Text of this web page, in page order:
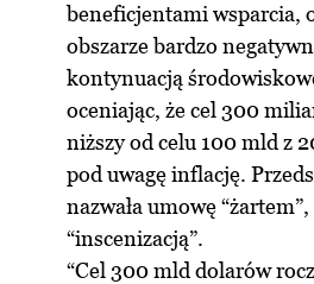
beneficjentami wsparcia,
obszarze bardzo
kontynuacją
oceniając, że cel 300
niższy od celu 100 mld z
pod uwagę inflację.
nazwała umowę
“inscenizacją”.
“Cel 300 mld dolarów